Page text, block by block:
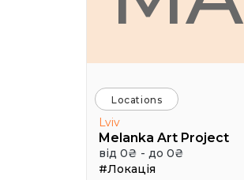
Locations
Lviv
Melanka Art Project
від 0₴ - до 0₴
#Локація